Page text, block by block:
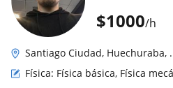
$1000/h
Santiago Ciudad, Huechuraba,
Física: Física básica, Física